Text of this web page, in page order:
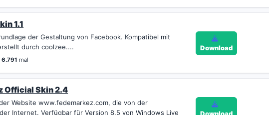
1.1
der Gestaltung von Facebook. Kompatibel mit
durch coolzee....
6.791 mal
Download
Official Skin 2.4
Website www.fedemarkez.com, die von der
Internet. Verfügbar für Version 8.5 von Windows Live